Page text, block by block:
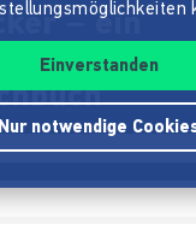
– ein
Einverstanden
Nur notwendige